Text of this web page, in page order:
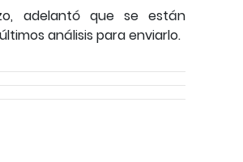
adelantó que se están
análisis para enviarlo.